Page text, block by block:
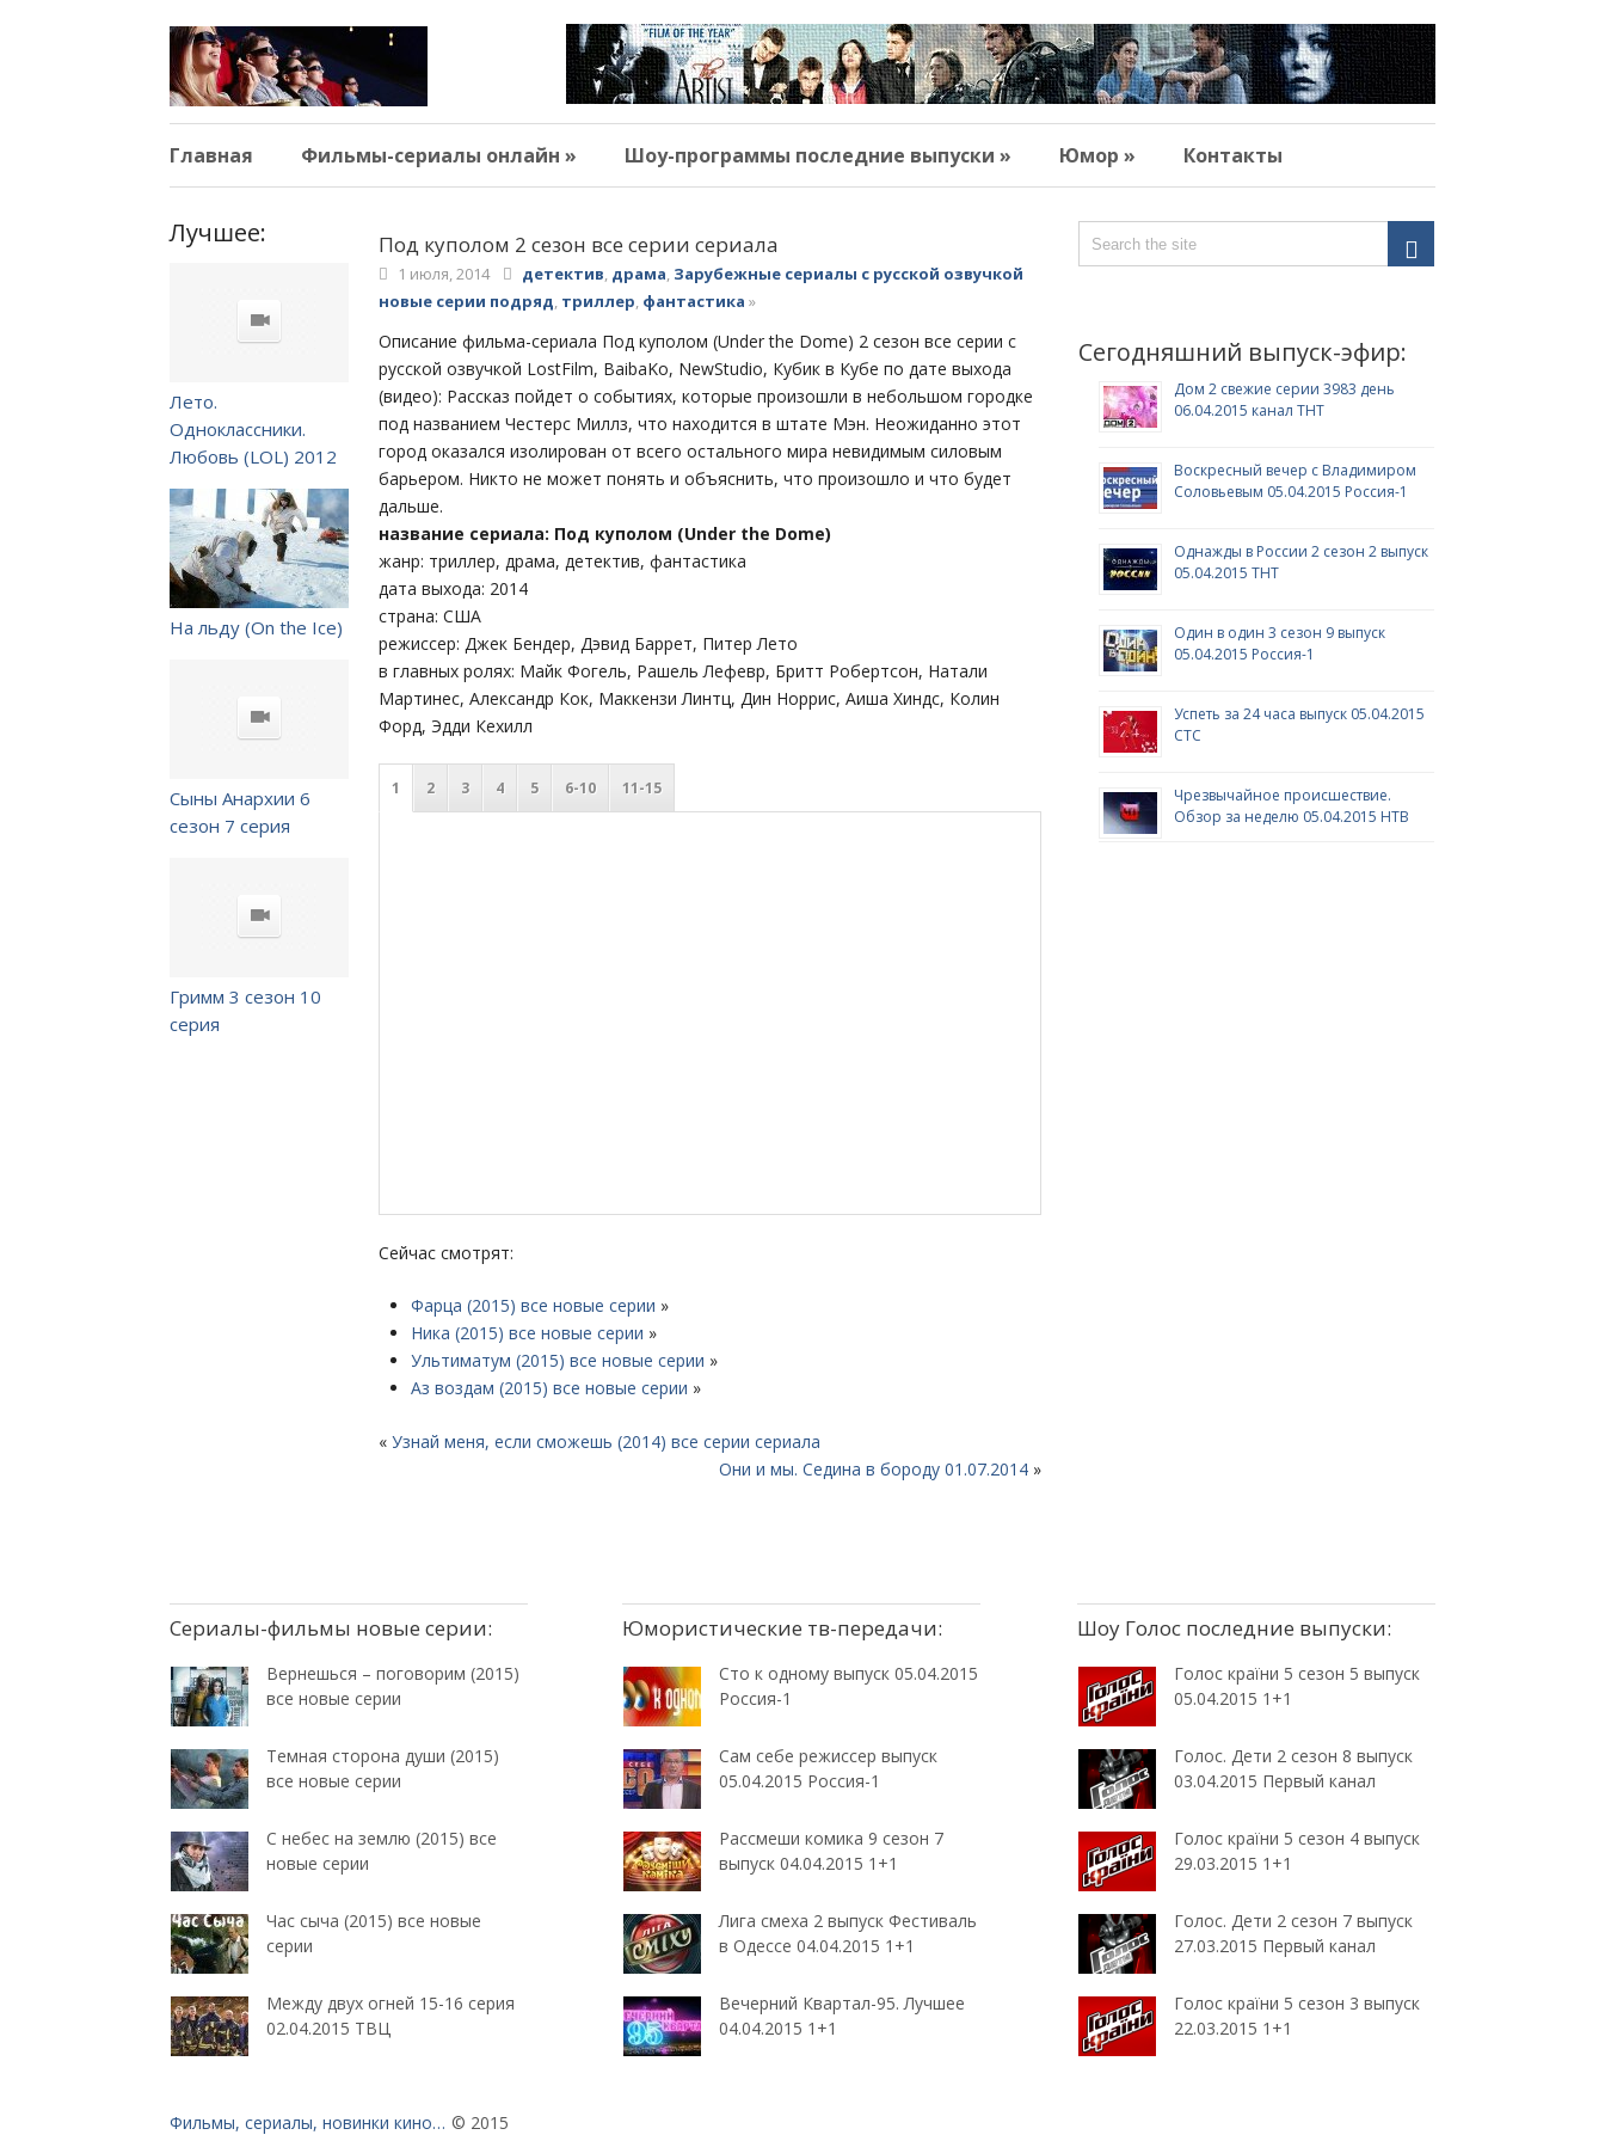
Главная Фильмы-сериалы онлайн » Шоу-программы последние выпуски » Юмор » Контакты
Под куполом 2 сезон все серии сериала
1 июля, 2014 детектив, драма, Зарубежные сериалы с русской озвучкой
новые серии подряд, триллер, фантастика »
Описание фильма-сериала Под куполом (Under the Dome) 2 сезон все серии с
русской озвучкой LostFilm, BaibaKo, NewStudio, Кубик в Кубе по дате выхода
(видео): Рассказ пойдет о событиях, которые произошли в небольшом городке
под названием Честерс Миллз, что находится в штате Мэн. Неожиданно этот
город оказался изолирован от всего остального мира невидимым силовым
барьером. Никто не может понять и объяснить, что произошло и что будет
дальше.
название сериала: Под куполом (Under the Dome)
жанр: триллер, драма, детектив, фантастика
дата выхода: 2014
страна: США
режиссер: Джек Бендер, Дэвид Баррет, Питер Лето
в главных ролях: Майк Фогель, Рашель Лефевр, Бритт Робертсон, Натали
Мартинес, Александр Кок, Маккензи Линтц, Дин Норрис, Аиша Хиндс, Колин
Форд, Эдди Кехилл
1 2 3 4 5 6-10 11-15
Сейчас смотрят:
Фарца (2015) все новые серии »
Ника (2015) все новые серии »
Ультиматум (2015) все новые серии »
Аз воздам (2015) все новые серии »
«Узнай меня, если сможешь (2014) все серии сериала
Они и мы. Седина в бороду 01.07.2014 »
Лучшее:
Лето.
Одноклассники.
Любовь (LOL) 2012
На льду (On the Ice)
Сыны Анархии 6
сезон 7 серия
Гримм 3 сезон 10
серия
Сегодняшний выпуск-эфир:
Дом 2 свежие серии 3983 день
06.04.2015 канал ТНТ
Воскресный вечер с Владимиром
Соловьевым 05.04.2015 Россия-1
Однажды в России 2 сезон 2 выпуск
05.04.2015 ТНТ
Один в один 3 сезон 9 выпуск
05.04.2015 Россия-1
Успеть за 24 часа выпуск 05.04.2015
СТС
Чрезвычайное происшествие.
Обзор за неделю 05.04.2015 НТВ
Сериалы-фильмы новые серии:
Вернешься – поговорим (2015)
все новые серии
Темная сторона души (2015)
все новые серии
С небес на землю (2015) все
новые серии
Час сыча (2015) все новые
серии
Между двух огней 15-16 серия
02.04.2015 ТВЦ
Юмористические тв-передачи:
Сто к одному выпуск 05.04.2015
Россия-1
Сам себе режиссер выпуск
05.04.2015 Россия-1
Рассмеши комика 9 сезон 7
выпуск 04.04.2015 1+1
Лига смеха 2 выпуск Фестиваль
в Одессе 04.04.2015 1+1
Вечерний Квартал-95. Лучшее
04.04.2015 1+1
Шоу Голос последние выпуски:
Голос країни 5 сезон 5 выпуск
05.04.2015 1+1
Голос. Дети 2 сезон 8 выпуск
03.04.2015 Первый канал
Голос країни 5 сезон 4 выпуск
29.03.2015 1+1
Голос. Дети 2 сезон 7 выпуск
27.03.2015 Первый канал
Голос країни 5 сезон 3 выпуск
22.03.2015 1+1
Фильмы, сериалы, новинки кино… © 2015